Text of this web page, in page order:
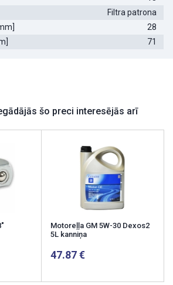
Filtra patrona
28
71
šo preci interesējās arī
Motoreļļa GM 5W-30 Dexos2
5L kanniņa
47.87